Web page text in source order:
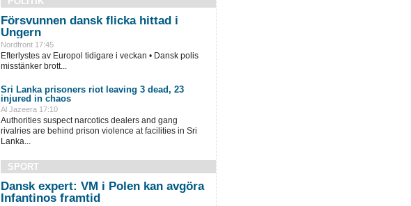
Försvunnen dansk flicka hittad i
Ungern
Nordfront 17:45
Efterlystes av Europol tidigare i veckan • Dansk polis
misstänker brott...
Sri Lanka prisoners riot leaving 3 dead, 23
injured in chaos
Al Jazeera 17:10
Authorities suspect narcotics dealers and gang
rivalries are behind prison violence at facilities in Sri
Lanka...
SPORT
Dansk expert: VM i Polen kan avgöra
Infantinos framtid